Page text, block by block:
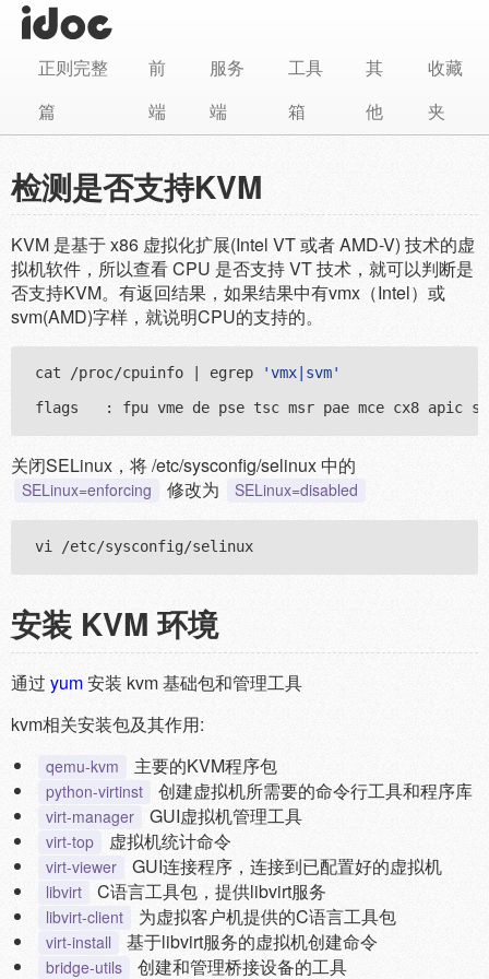
正则完整
篇
前
端
服务
端
工具
箱
其
他
收藏
夹
检测是否支持KVM
KVM 是基于 x86 虚拟化扩展(Intel VT 或者 AMD-V) 技术的虚
拟机软件，所以查看 CPU 是否支持 VT 技术，就可以判断是
否支持KVM。有返回结果，如果结果中有vmx（Intel）或
svm(AMD)字样，就说明CPU的支持的。
cat /proc/cpuinfo | egrep 'vmx|svm'
关闭SELinux，将 /etc/sysconfig/selinux 中的
SELinux=enforcing 修改为 SELinux=disabled
安装 KVM 环境
通过 yum安装 kvm 基础包和管理工具
kvm相关安装包及其作用:
qemu-kvm 主要的KVM程序包
python-virtinst 创建虚拟机所需要的命令行工具和程序库
virt-manager GUI虚拟机管理工具
virt-top 虚拟机统计命令
virt-viewer GUI连接程序，连接到已配置好的虚拟机
libvirt C语言工具包，提供libvirt服务
libvirt-client 为虚拟客户机提供的C语言工具包
virt-install 基于libvirt服务的虚拟机创建命令
bridge-utils 创建和管理桥接设备的工具